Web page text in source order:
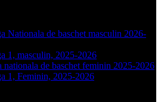
Nationala de baschet masculin 2026-
1, masculin, 2025-2026
nationala de baschet feminin 2025-2026
1, Feminin, 2025-2026